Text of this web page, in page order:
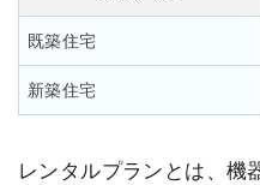
既築住宅
新築住宅
レンタルプランとは、機